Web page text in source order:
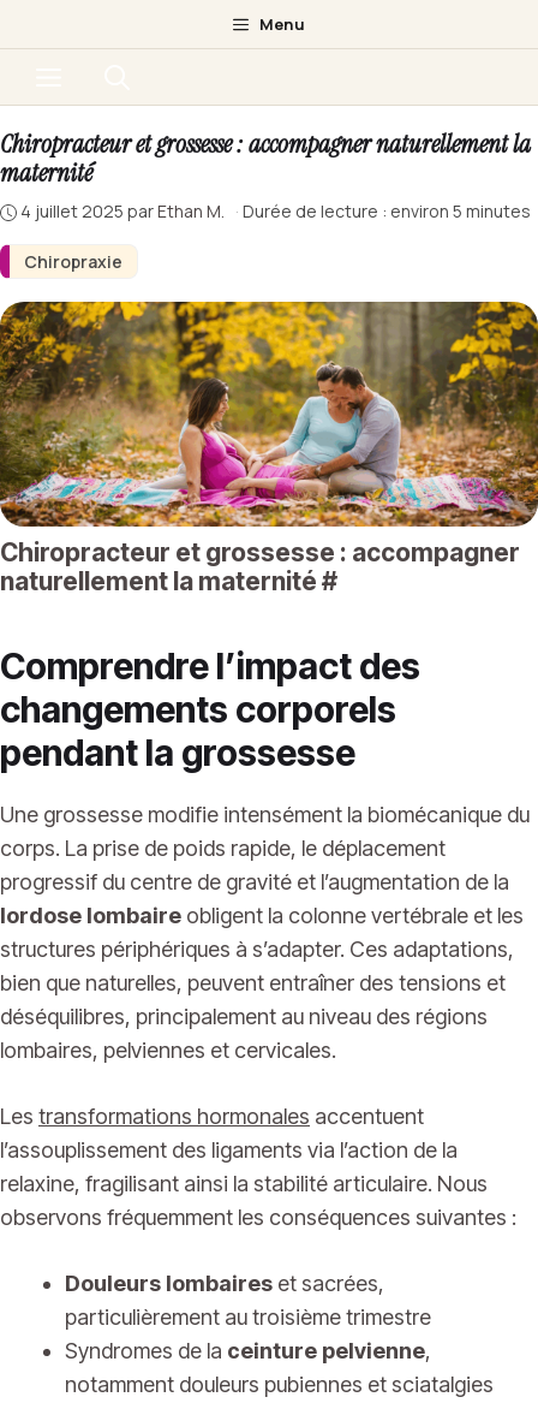
au
Menu
Chiropraxie
Chiropracteur et grossesse : accompagner naturellement la
maternité
4 juillet 2025 parEthan M. · Durée de lecture : environ 5 minutes
Chiropracteur et grossesse : accompagner
naturellement la maternité #
Comprendre l’impact des
changements corporels
pendant la grossesse
Une grossesse modifie intensément la biomécanique du
corps. La prise de poids rapide, le déplacement
progressif du centre de gravité et l’augmentation de la
lordose lombaire obligent la colonne vertébrale et les
structures périphériques à s’adapter. Ces adaptations,
bien que naturelles, peuvent entraîner des tensions et
déséquilibres, principalement au niveau des régions
lombaires, pelviennes et cervicales.
Les transformations hormonales accentuent
l’assouplissement des ligaments via l’action de la
relaxine, fragilisant ainsi la stabilité articulaire. Nous
observons fréquemment les conséquences suivantes :
Douleurs lombaires et sacrées,
particulièrement au troisième trimestre
Syndromes de la ceinture pelvienne,
notamment douleurs pubiennes et sciatalgies